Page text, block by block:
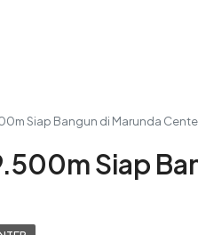
Siap Bangun di Marunda
Siap